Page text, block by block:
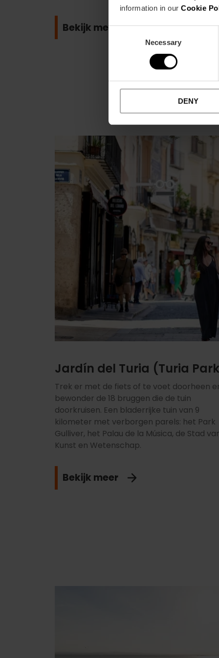
information in our Cookie
Necessary
DENY
Bekijk meer
Jardín del Turia (Turia
Trek er met de fiets of te voet doorheen
bewonder de 18 bruggen die de tuin
doorkruisen. Een bladerrijke tuin van 9
kilometer met verborgen parels: het Park
Gulliver, het Palau de la Música, de Stad
Kunst en Wetenschap.
Bekijk meer